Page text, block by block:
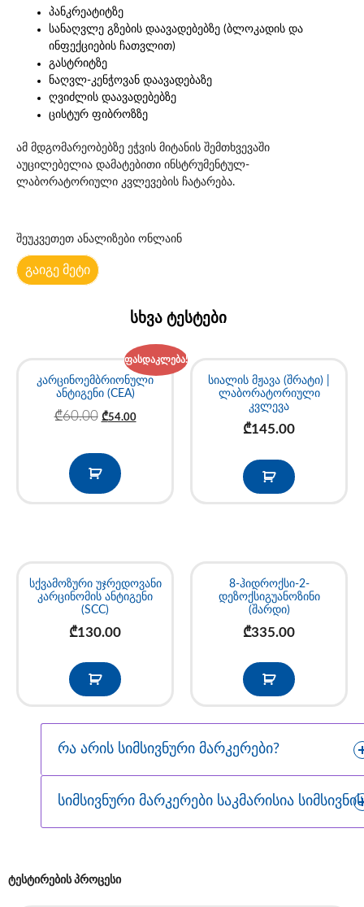
პანკრეატიტზე
სანაღვლე გზების დაავადებებზე (ბლოკადის და
ინფექციების ჩათვლით)
გასტრიტზე
ნაღვლ-კენჭოვან დაავადებაზე
ღვიძლის დაავადებებზე
ცისტურ ფიბროზზე
ამ მდგომარეობებზე ეჭვის მიტანის შემთხვევაში
აუცილებელია დამატებითი ინსტრუმენტულ-
ლაბორატორიული კვლევების ჩატარება.
შეუკვეთეთ ანალიზები ონლაინ
გაიგე მეტი
სხვა ტესტები
ფასდაკლება!
კარცინოემბრიონული
ანტიგენი (CEA)
₾60.00 ₾54.00
სიალის მჟავა (შრატი) |
ლაბორატორიული
კვლევა
₾145.00
სქვამოზური უჯრედოვანი
კარცინომის ანტიგენი
(SCC)
₾130.00
8-ჰიდროქსი-2-
დეზოქსიგუანოზინი
(შარდი)
₾335.00
რა არის სიმსივნური მარკერები?
სიმსივნური მარკერები საკმარისია
ტესტირების პროცესი